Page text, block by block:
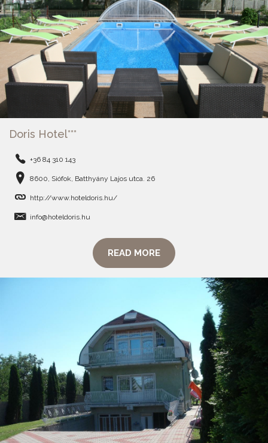
Doris Hotel***
+36 84 310 143
8600, Siófok, Batthyány Lajos utca. 26
http://www.hoteldoris.hu/
info@hoteldoris.hu
READ MORE